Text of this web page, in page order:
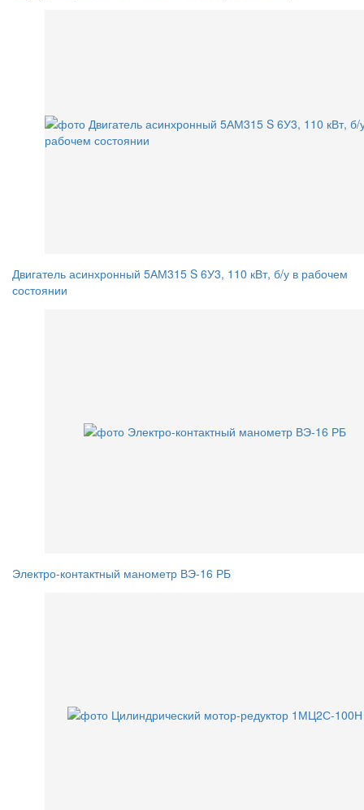
Двигатель асинхронный 5АМ315 S 6У3, 110 кВт, б/у в рабочем
состоянии
Электро-контактный манометр ВЭ-16 РБ